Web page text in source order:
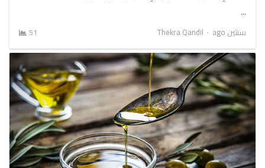
…
سنتين ago
Author
Thekra Qandil
51